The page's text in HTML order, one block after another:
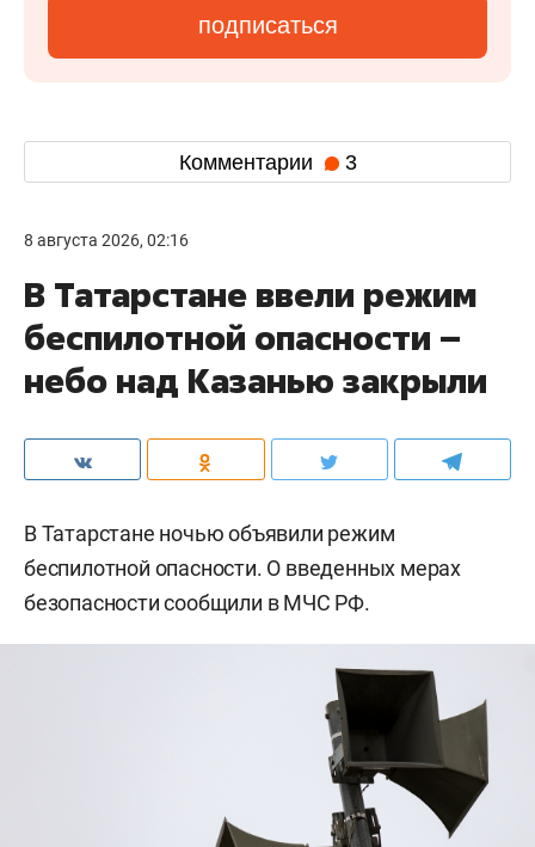
подписаться
Комментарии 3
8 августа 2026, 02:16
В Татарстане ввели режим
беспилотной опасности –
небо над Казанью закрыли
В Татарстане ночью объявили режим
беспилотной опасности. О введенных мерах
безопасности сообщили в МЧС РФ.